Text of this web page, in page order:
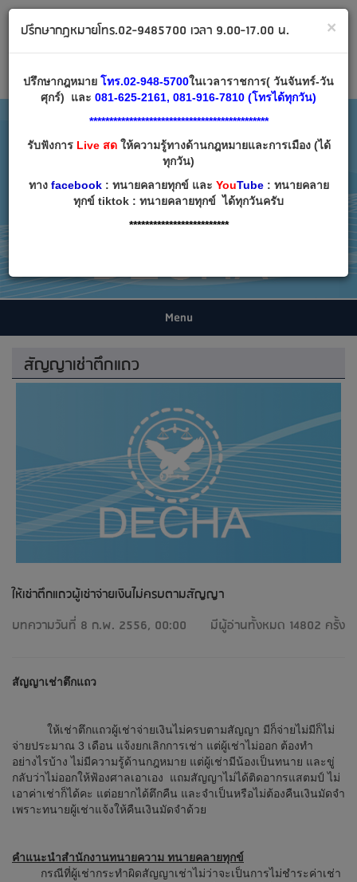
Email:decha007@decha.com
เข้าสู่ระบบ สมัครสมาชิก
Menu
สัญญาเช่าตึกแถว
ให้เช่าตึกแถวผู้เช่าจ่ายเงินไม่ครบตามสัญญา
บทความวันที่ 8 ก.พ. 2556, 00:00
มีผู้อ่านทั้งหมด 14802 ครั้ง
สัญญาเช่าตึกแถว
ให้เช่าตึกแถวผู้เช่าจ่ายเงินไม่ครบตามสัญญา มีก็จ่ายไม่มีก็ไม่
จ่ายประมาณ 3 เดือน แจ้งยกเลิกการเช่า แต่ผู้เช่าไม่ออก ต้องทำ
อย่างไรบ้าง ไม่มีความรู้ด้านกฎหมาย แต่ผู้เช่ามีน้องเป็นทนาย และขู่
กลับว่าไม่ออกให้ฟ้องศาลเอาเอง แถมสัญญาไม่ได้ติดอากรแสตมป์ ไม่
เอาค่าเช่าก็ได้คะ แต่อยากได้ตึกคืน และจำเป็นหรือไม่ต้องคืนเงินมัดจำ
เพราะทนายผู้เช่าแจ้งให้คืนเงินมัดจำด้วย
คำแนะนำสำนักงานทนายความ ทนายคลายทุกข์
กรณีที่ผู้เช่ากระทำผิดสัญญาเช่าไม่ว่าจะเป็นการไม่ชำระค่าเช่า
×
ปรึกษากฎหมายโทร.02-9485700 เวลา 9.00-17.00 น.
ปรึกษากฎหมาย โทร.02-948-5700ในเวลาราชการ( วันจันทร์-วัน
ศุกร์) และ 081-625-2161, 081-916-7810 (โทรได้ทุกวัน)
*********************************************
รับฟังการLive สดให้ความรู้ทางด้านกฎหมายและการเมือง (ได้
ทุกวัน)
ทาง facebook: ทนายคลายทุกข์ และ YouTube: ทนายคลาย
ทุกข์ tiktok : ทนายคลายทุกข์ ได้ทุกวันครับ
*************************